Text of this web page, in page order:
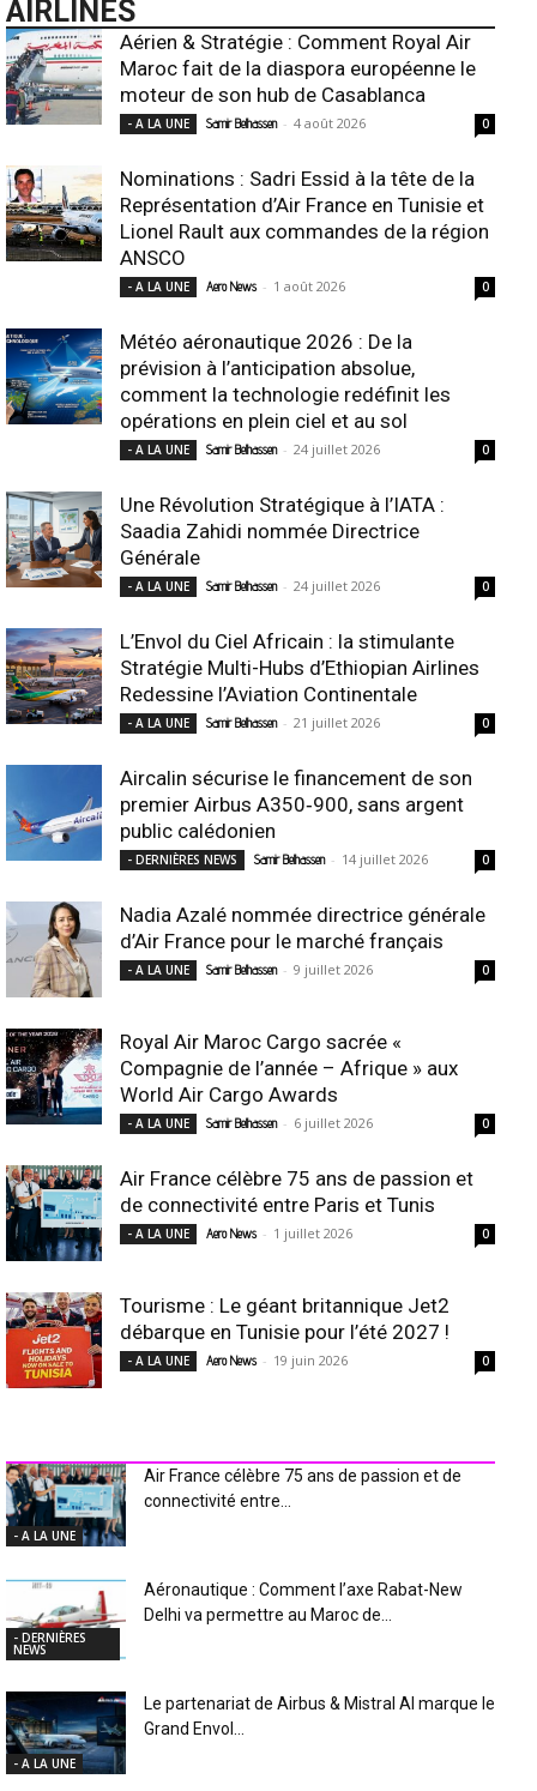
AIRLINES
Aérien & Stratégie : Comment Royal Air
Maroc fait de la diaspora européenne le
moteur de son hub de Casablanca
- A LA UNE Samir Belhassen - 4 août 2026 0
Nominations : Sadri Essid à la tête de la
Représentation d’Air France en Tunisie et
Lionel Rault aux commandes de la région
ANSCO
- A LA UNE Aero News - 1 août 2026 0
Météo aéronautique 2026 : De la
prévision à l’anticipation absolue,
comment la technologie redéfinit les
opérations en plein ciel et au sol
- A LA UNE Samir Belhassen - 24 juillet 2026 0
Une Révolution Stratégique à l’IATA :
Saadia Zahidi nommée Directrice
Générale
- A LA UNE Samir Belhassen - 24 juillet 2026 0
L’Envol du Ciel Africain : la stimulante
Stratégie Multi-Hubs d’Ethiopian Airlines
Redessine l’Aviation Continentale
- A LA UNE Samir Belhassen - 21 juillet 2026 0
Aircalin sécurise le financement de son
premier Airbus A350‑900, sans argent
public calédonien
- DERNIÈRES NEWS Samir Belhassen - 14 juillet 2026 0
Nadia Azalé nommée directrice générale
d’Air France pour le marché français
- A LA UNE Samir Belhassen - 9 juillet 2026 0
Royal Air Maroc Cargo sacrée «
Compagnie de l’année – Afrique » aux
World Air Cargo Awards
- A LA UNE Samir Belhassen - 6 juillet 2026 0
Air France célèbre 75 ans de passion et
de connectivité entre Paris et Tunis
- A LA UNE Aero News - 1 juillet 2026 0
Tourisme : Le géant britannique Jet2
débarque en Tunisie pour l’été 2027 !
- A LA UNE Aero News - 19 juin 2026 0
- A LA UNE
Air France célèbre 75 ans de passion et de
connectivité entre...
- DERNIÈRES
NEWS
Aéronautique : Comment l’axe Rabat-New
Delhi va permettre au Maroc de...
- A LA UNE
Le partenariat de Airbus & Mistral AI marque le
Grand Envol...